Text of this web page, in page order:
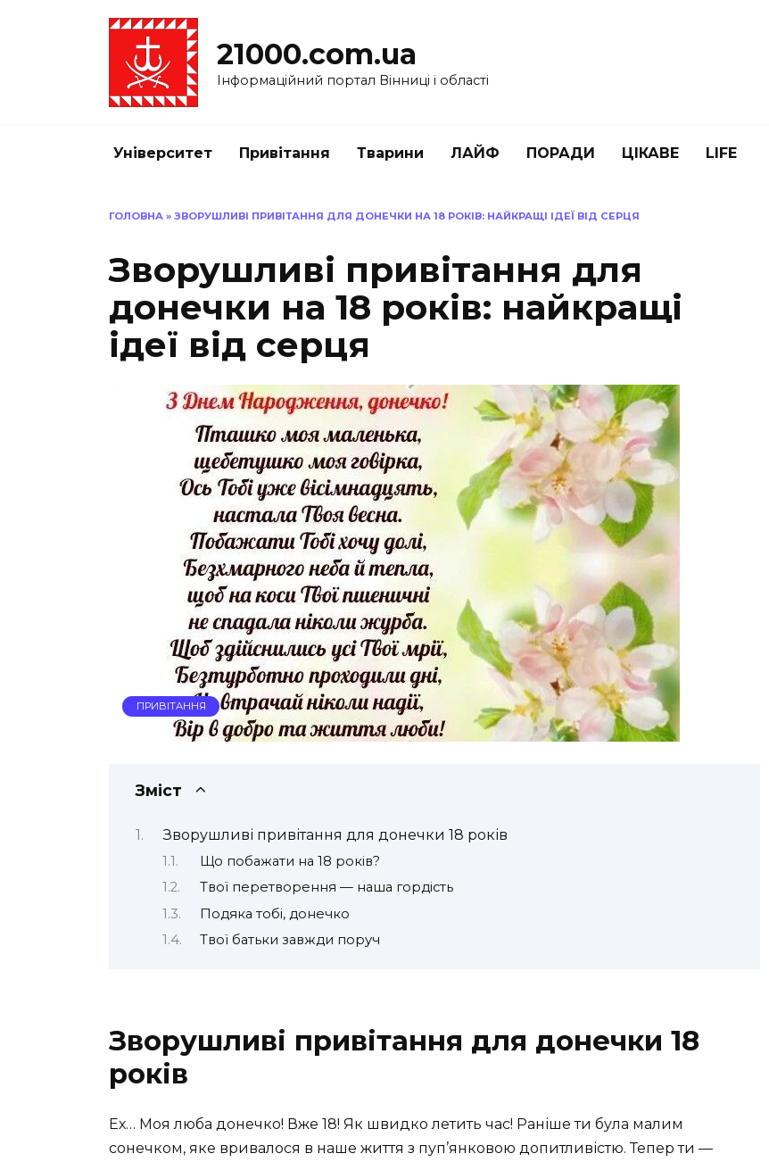
21000.com.ua
Інформаційний портал Вінниці і області
Університет Привітання Тварини ЛАЙФ ПОРАДИ ЦІКАВЕ LIFE
ГОЛОВНА » ЗВОРУШЛИВІ ПРИВІТАННЯ ДЛЯ ДОНЕЧКИ НА 18 РОКІВ: НАЙКРАЩІ ІДЕЇ ВІД СЕРЦЯ
Зворушливі привітання для
донечки на 18 років: найкращі
ідеї від серця
ПРИВІТАННЯ
Зміст
Зворушливі привітання для донечки 18 років
Що побажати на 18 років?
Твої перетворення — наша гордість
Подяка тобі, донечко
Твої батьки завжди поруч
Зворушливі привітання для донечки 18
років
Ех… Моя люба донечко! Вже 18! Як швидко летить час! Раніше ти була малим
сонечком, яке вривалося в наше життя з пуп’янковою допитливістю. Тепер ти —